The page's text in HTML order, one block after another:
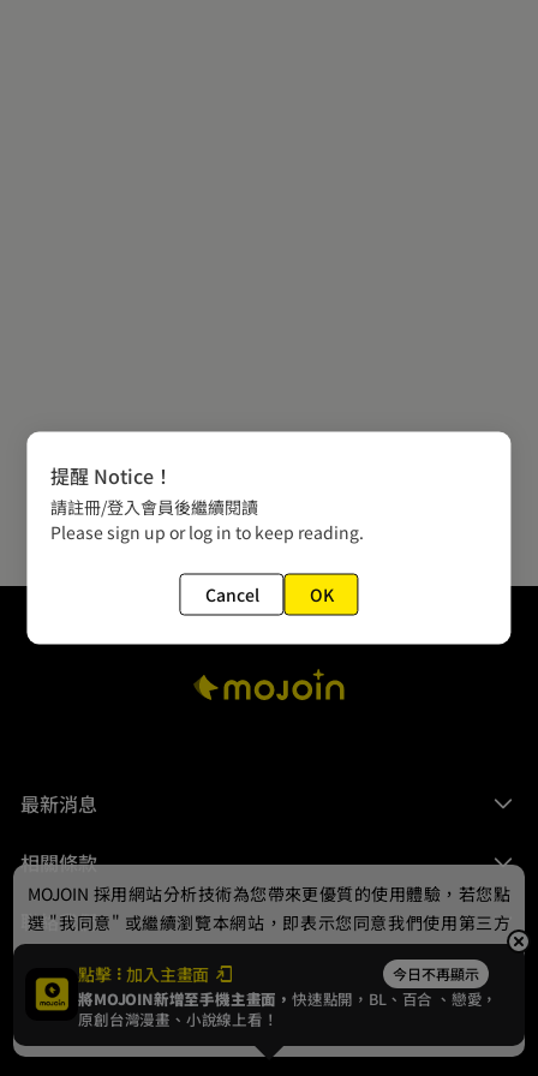
最新消息
相關條款
聯絡我們
© 2024 gamania Digital Entertainment Co., Ltd.
點擊 加入主畫面 今日不再顯示
將MOJOIN新增至手機主畫面，快速點開，BL、 百合 、戀愛，
原創台灣漫畫、小說線上看！
MOJOIN 採用網站分析技術為您帶來更優質的使用體驗，若您點
選 "我同意" 或繼續瀏覽本網站，即表示您同意我們使用第三方
Cookie，欲瞭解更多資訊請見隱私權政策。
我同意
提醒 Notice！
請註冊/登入會員後繼續閱讀
Please sign up or log in to keep reading.
Cancel OK